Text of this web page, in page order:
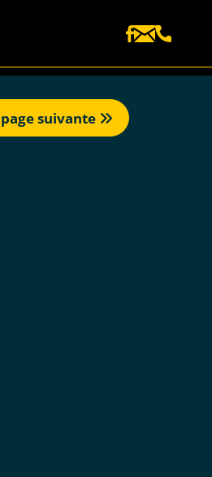
page suivante